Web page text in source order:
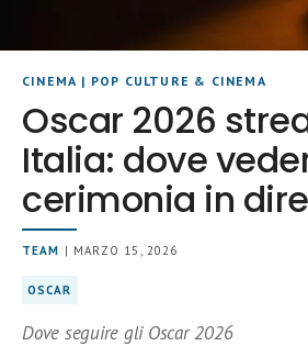
CINEMA | POP CULTURE & CINEMA
Oscar 2026
Italia: dove
cerimonia in
TEAM | MARZO 15, 2026
OSCAR
Dove seguire gli Oscar 2026